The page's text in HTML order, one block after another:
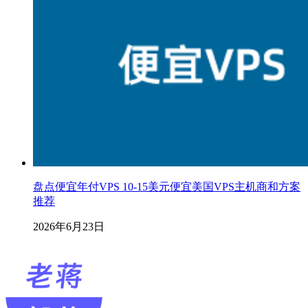
盘点便宜年付VPS 10-15美元便宜美国VPS主机商和方案
推荐
2026年6月23日